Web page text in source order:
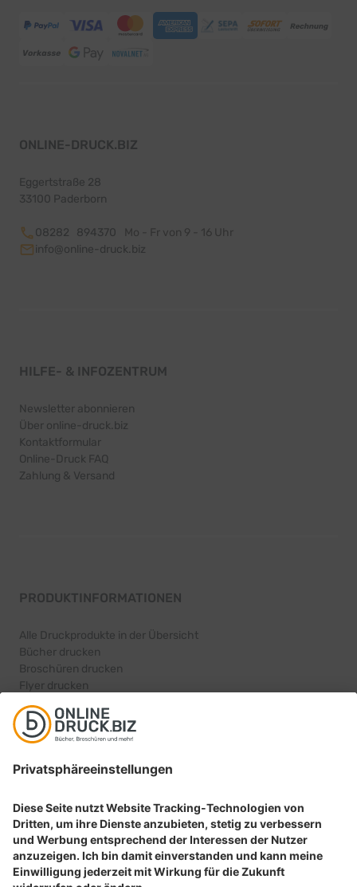
ONLINE-DRUCK.BIZ
Eggertstraße 28
33100 Paderborn
08282 894370
Mo - Fr von 9 - 16 Uhr
info@online-druck.biz
HILFE- & INFOZENTRUM
Newsletter abonnieren
Über online-druck.biz
Kontaktformular
Online-Druck FAQ
Zahlung & Versand
PRODUKTINFORMATIONEN
Alle Druckprodukte in der Übersicht
Bücher drucken
Broschüren drucken
Flyer drucken
Karten drucken
BELIEBTE PRODUKTKATEGORIEN
Aufkleber drucken
Etiketten drucken